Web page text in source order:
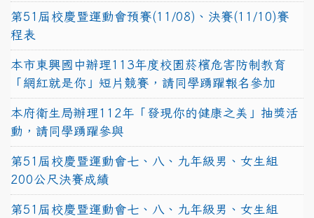
第51屆校慶暨運動會預賽(11/08)、決賽(11/10)賽
程表
本市東興國中辦理113年度校園菸檳危害防制教育
「網紅就是你」短片競賽，請同學踴躍報名參加
本府衛生局辦理112年「發現你的健康之美」抽獎活
動，請同學踴躍參與
第51屆校慶暨運動會七、八、九年級男、女生組
200公尺決賽成績
第51屆校慶暨運動會七、八、九年級男、女生組